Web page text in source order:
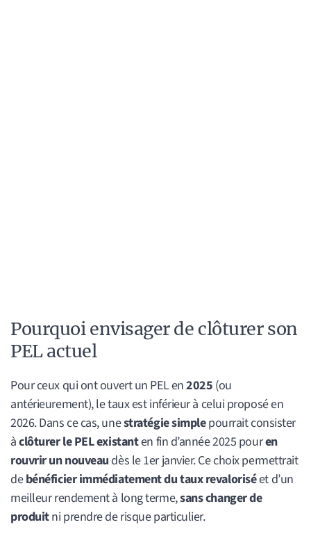
Pourquoi envisager de clôturer son
PEL actuel
Pour ceux qui ont ouvert un PEL en2025 (ou
antérieurement), le taux est inférieur à celui proposé en
2026. Dans ce cas, unestratégie simplepourrait consister
àclôturer le PEL existanten fin d’année 2025 pouren
rouvrir un nouveau dès le 1er janvier. Ce choix permettrait
debénéficier immédiatement du taux revaloriséet d’un
meilleur rendement à long terme,sans changer de
produitni prendre de risque particulier.